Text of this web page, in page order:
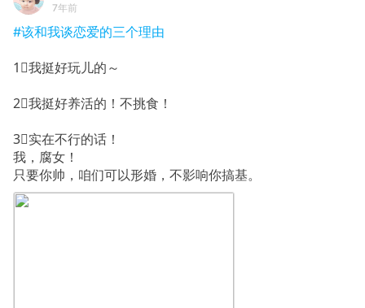
7年前
#该和我谈恋爱的三个理由
1⃣️我挺好玩儿的～
2⃣️我挺好养活的！不挑食！
3⃣️实在不行的话！
我，腐女！
只要你帅，咱们可以形婚，不影响你搞基。